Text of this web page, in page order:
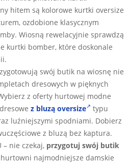
hitem są kolorowe kurtki oversize
ozdobione klasycznym
Wiosną rewelacyjnie sprawdzą
kurtki bomber, które doskonale
swój butik na wiosnę nie
dresowych w pięknych
z oferty hurtowej modne
z bluzą oversize
typu
luźniejszymi spodniami. Dobierz
z bluzą bez kaptura.
– nie czekaj, przygotuj swój butik
najmodniejsze damskie